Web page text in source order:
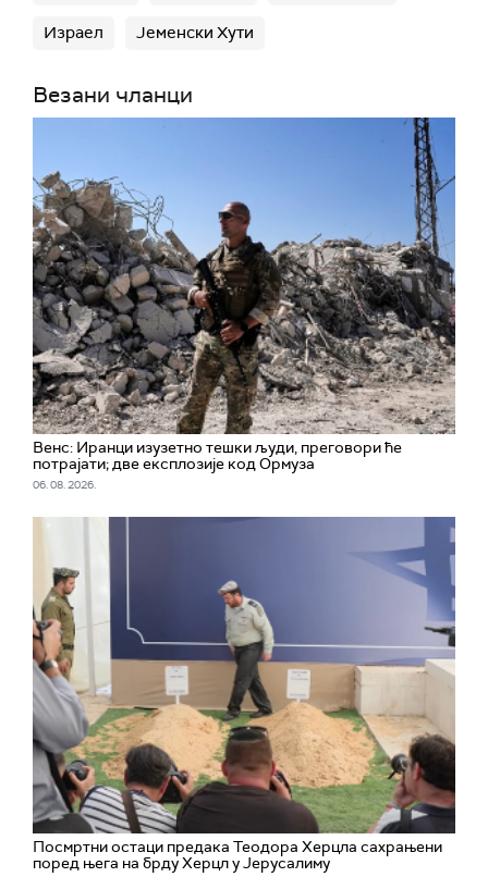
Израел Јеменски Хути
Везани чланци
Венс: Иранци изузетно тешки људи, преговори ће
потрајати; две експлозије код Ормуза
06. 08. 2026.
Посмртни остаци предака Теодора Херцла сахрањени
поред њега на брду Херцл у Јерусалиму